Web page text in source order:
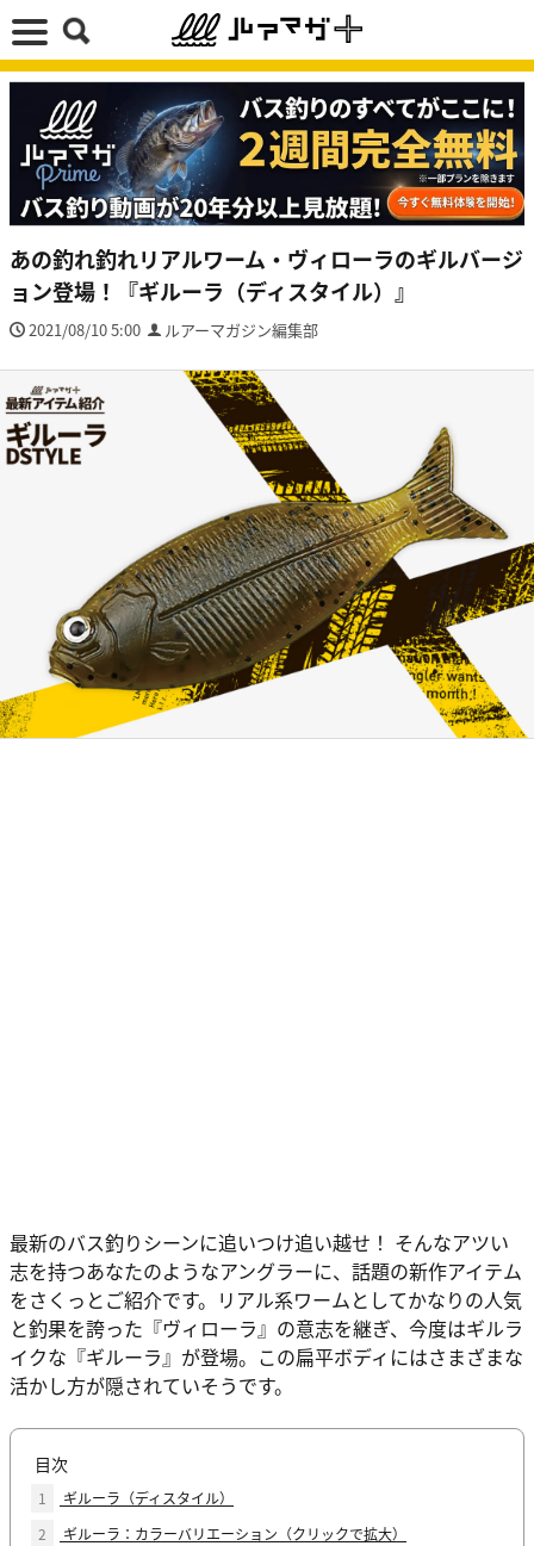
あの釣れ釣れリアルワーム・ヴィローラのギルバージ
ョン登場！『ギルーラ（ディスタイル）』
2021/08/10 5:00 ルアーマガジン編集部
最新のバス釣りシーンに追いつけ追い越せ！ そんなアツい
志を持つあなたのようなアングラーに、話題の新作アイテム
をさくっとご紹介です。リアル系ワームとしてかなりの人気
と釣果を誇った『ヴィローラ』の意志を継ぎ、今度はギルラ
イクな『ギルーラ』が登場。この扁平ボディにはさまざまな
活かし方が隠されていそうです。
目次
1
ギルーラ（ディスタイル）
2
ギルーラ：カラーバリエーション（クリックで拡大）